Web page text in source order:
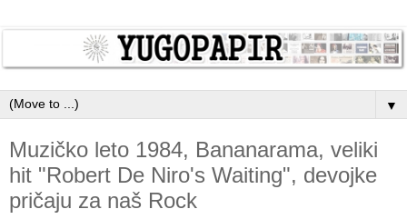
▼
Muzičko leto 1984, Bananarama, veliki
hit "Robert De Niro's Waiting", devojke
pričaju za naš Rock